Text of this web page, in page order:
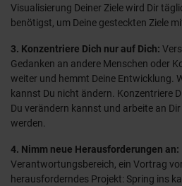
Visualisierung Deiner Ziele wird Dir
benötigst, um Deine gesteckten Ziele
3. Konzentriere Dich nur auf Dich:
Gedanken an andere Menschen oder
weiter und hemmt Deine Entwicklung.
kannst Du nicht ändern. Konzentriere
Du verändern kannst und arbeite an
werden.
4. Nimm neue Herausforderungen an:
Verantwortungsbereich, ein Vortrag
herausforderndes Projekt: Spring ins